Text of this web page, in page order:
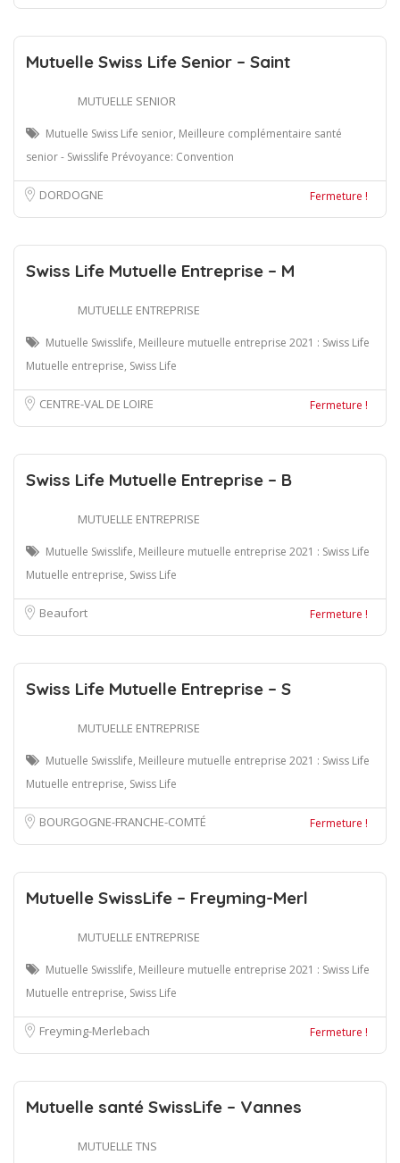
Mutuelle Swiss Life Senior – Saint
MUTUELLE SENIOR
Mutuelle Swiss Life senior, Meilleure complémentaire santé
senior - Swisslife Prévoyance: Convention
DORDOGNE Fermeture !
Swiss Life Mutuelle Entreprise – M
MUTUELLE ENTREPRISE
Mutuelle Swisslife, Meilleure mutuelle entreprise 2021 : Swiss Life
Mutuelle entreprise, Swiss Life
CENTRE-VAL DE LOIRE Fermeture !
Swiss Life Mutuelle Entreprise – B
MUTUELLE ENTREPRISE
Mutuelle Swisslife, Meilleure mutuelle entreprise 2021 : Swiss Life
Mutuelle entreprise, Swiss Life
Beaufort Fermeture !
Swiss Life Mutuelle Entreprise – S
MUTUELLE ENTREPRISE
Mutuelle Swisslife, Meilleure mutuelle entreprise 2021 : Swiss Life
Mutuelle entreprise, Swiss Life
BOURGOGNE-FRANCHE-COMTÉ Fermeture !
Mutuelle SwissLife – Freyming-Merl
MUTUELLE ENTREPRISE
Mutuelle Swisslife, Meilleure mutuelle entreprise 2021 : Swiss Life
Mutuelle entreprise, Swiss Life
Freyming-Merlebach Fermeture !
Mutuelle santé SwissLife – Vannes
MUTUELLE TNS